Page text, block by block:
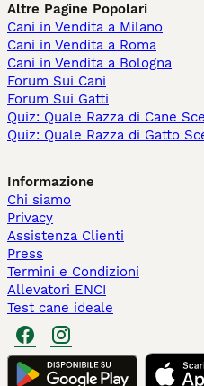
Altre Pagine Popolari
Cani in Vendita a Milano
Cani in Vendita a Roma
Cani in Vendita a Bologna
Forum Sui Cani
Forum Sui Gatti
Quiz: Quale Razza di Cane
Quiz: Quale Razza di Gatto
Informazione
Chi siamo
Privacy
Assistenza Clienti
Press
Termini e Condizioni
Allevatori ENCI
Test cane ideale